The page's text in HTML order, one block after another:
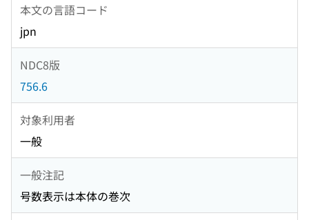
本文の言語コード
jpn
NDC8版
756.6
対象利用者
一般
一般注記
号数表示は本体の巻次